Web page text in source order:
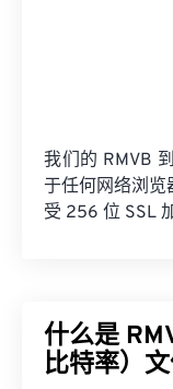
我们的 RMVB
于任何网络浏览
受 256 位 SSL
什么是
比特率）文